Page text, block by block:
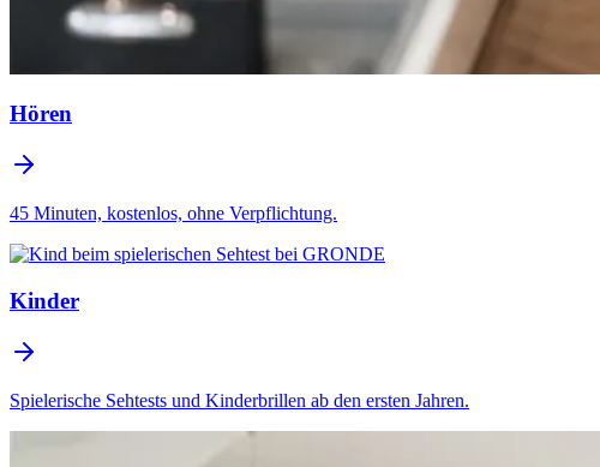
Hören
45 Minuten, kostenlos, ohne Verpflichtung.
Kinder
Spielerische Sehtests und Kinderbrillen ab den ersten Jahren.